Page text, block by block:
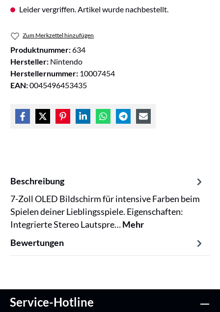
Leider vergriffen. Artikel wurde nachbestellt.
Zum Merkzettel hinzufügen
Produktnummer:634
Hersteller: Nintendo
Herstellernummer: 10007454
EAN:0045496453435
Beschreibung
7-Zoll OLED Bildschirm für intensive Farben beim
Spielen deiner Lieblingsspiele. Eigenschaften:
Integrierte Stereo Lautspre…Mehr
Bewertungen
Service-Hotline